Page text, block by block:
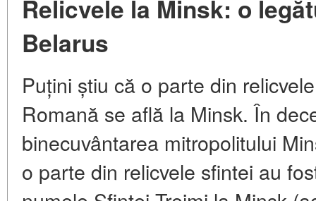
Relicvele la Minsk: o
Belarus
Puțini știu că o parte din
Romană se află la Minsk. În
binecuvântarea mitropolitului
o parte din relicvele sfintei au